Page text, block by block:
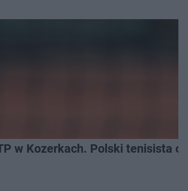
w Kozerkach. Polski tenisista